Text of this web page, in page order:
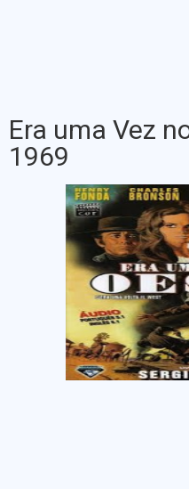
Era uma Vez
1969